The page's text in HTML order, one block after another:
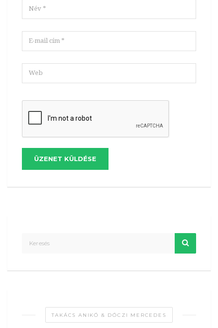
ÜZENET KÜLDÉSE
TAKÁCS ANIKÓ & DÓCZI MERCEDES